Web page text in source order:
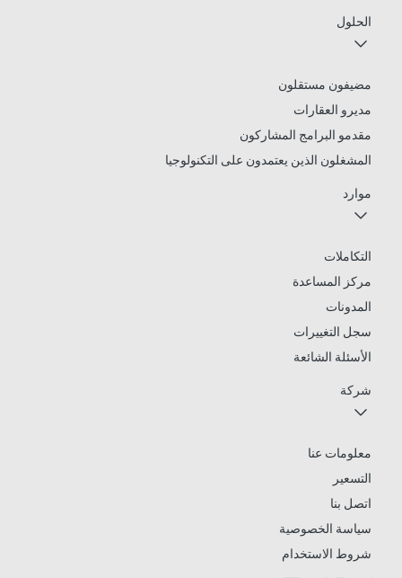
الحلول
مضيفون مستقلون
مديرو العقارات
مقدمو البرامج المشاركون
المشغلون الذين يعتمدون على التكنولوجيا
موارد
التكاملات
مركز المساعدة
المدونات
سجل التغييرات
الأسئلة الشائعة
شركة
معلومات عنا
التسعير
اتصل بنا
سياسة الخصوصية
شروط الاستخدام